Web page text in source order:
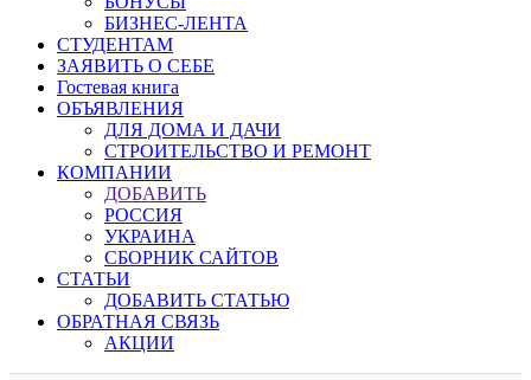
БИЗНЕС-ЛЕНТА
СТУДЕНТАМ
ЗАЯВИТЬ О СЕБЕ
Гостевая книга
ОБЪЯВЛЕНИЯ
ДЛЯ ДОМА И ДАЧИ
СТРОИТЕЛЬСТВО И РЕМОНТ
КОМПАНИИ
ДОБАВИТЬ
РОССИЯ
УКРАИНА
СБОРНИК САЙТОВ
СТАТЬИ
ДОБАВИТЬ СТАТЬЮ
ОБРАТНАЯ СВЯЗЬ
АКЦИИ